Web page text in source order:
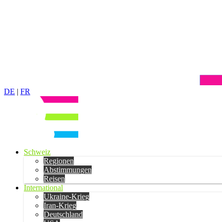
DE | FR
Schweiz
Regionen
Abstimmungen
Reisen
International
Ukraine-Krieg
Iran-Krieg
Deutschland